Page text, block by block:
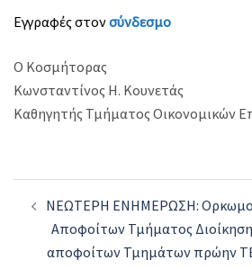
Εγγραφές στονσύνδεσμο
Ο Κοσμήτορας
Κωνσταντίνος Η. Κουνετάς
Καθηγητής Τμήματος Οικονομικών
navigation
ΝΕΩΤΕΡΗ ΕΝΗΜΕΡΩΣΗ:
Αποφοίτων Τμήματος
αποφοίτων Τμημάτων πρώην